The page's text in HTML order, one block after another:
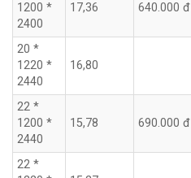
1200 *
2400
17,36 640.000 đ
20 *
1220 *
2440
16,80
22 *
1200 *
2440
15,78 690.000 đ
22 *